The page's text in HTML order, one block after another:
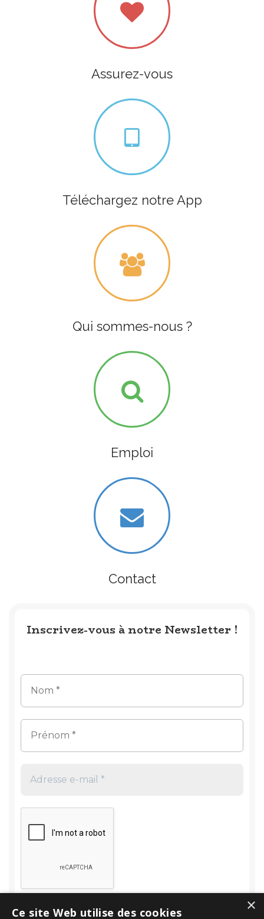
Assurez-vous
Téléchargez notre App
Qui sommes-nous ?
Emploi
Contact
Inscrivez-vous à notre Newsletter !
×
Ce site Web utilise des cookies